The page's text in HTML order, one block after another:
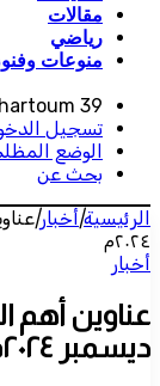
مقالات
رياضي
منوعات
39
تسجيل
الوضع
بحث عن
الرئيسية|أخبار|
٢٠٢٤م
أخبار
عناوين أهم
ديسمبر ٢٠٢٤م